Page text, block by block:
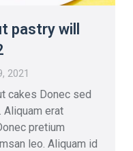
pastry will
2021
cakes Donec sed
Aliquam erat
pretium
leo. Aliquam id